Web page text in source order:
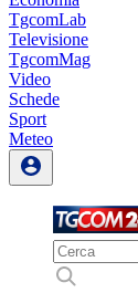
TgcomLab
Televisione
TgcomMag
Video
Schede
Sport
Meteo